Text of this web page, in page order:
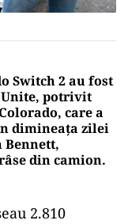
Switch 2 au fost
potrivit
care a
dimineața zilei
Bennett,
din camion.
2.810